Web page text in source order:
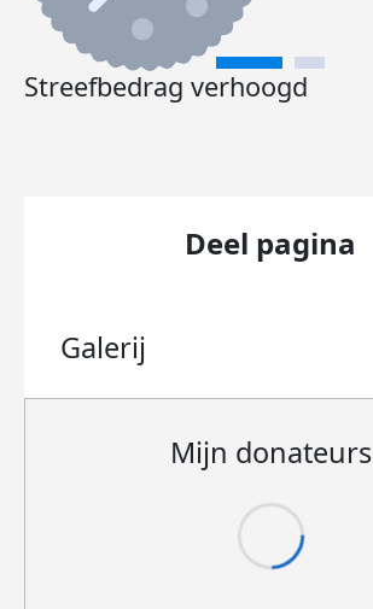
Streefbedrag verhoogd
Deel pagina
Galerij
Mijn donateurs